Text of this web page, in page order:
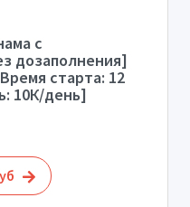
с
дозаполнения]
старта: 12
10К/день]